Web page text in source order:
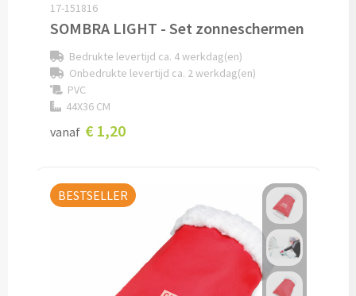
Documentmappen bedrukken
Klemborden bedrukken
Memo's
Memo boekjes bedrukken
Kubusblokken bedrukken
17-151816
SOMBRA LIGHT - Set zonneschermen
Bedrukte levertijd ca. 4 werkdag(en)
Onbedrukte levertijd ca. 2 werkdag(en)
PVC
44X36 CM
vanaf € 1,20
BESTSELLER